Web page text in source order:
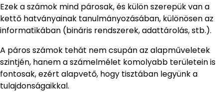
Ezek a számok mind párosak, és külön szerepük van a
kettő hatványainak tanulmányozásában, különösen az
informatikában (bináris rendszerek, adattárolás, stb.).
A páros számok tehát nem csupán az alapműveletek
szintjén, hanem a számelmélet komolyabb területein is
fontosak, ezért alapvető, hogy tisztában legyünk a
tulajdonságaikkal.